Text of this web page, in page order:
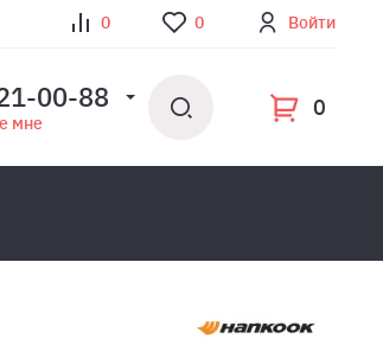
0 0 Войти
00-88
мне
0